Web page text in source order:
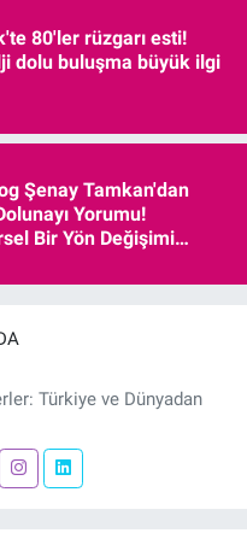
80'ler rüzgarı esti!
dolu buluşma büyük ilgi
Şenay Tamkan'dan
Yorumu!
Bir Yön Değişimi
Türkiye ve Dünyadan